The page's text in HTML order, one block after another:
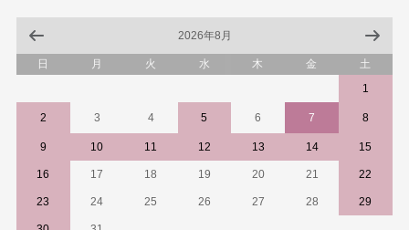
2026年8月
日 月 火 水 木 金
土
1
2 3 4 5 6 7 8
9 10 11 12 13 14 15
16 17 18 19 20 21 22
23 24 25 26 27 28 29